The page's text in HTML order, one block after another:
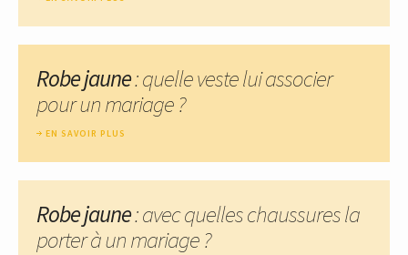
Robe jaune: quelle veste lui associer
pour un mariage ?
EN SAVOIR PLUS
Robe jaune: avec quelles chaussures la
porter à un mariage ?